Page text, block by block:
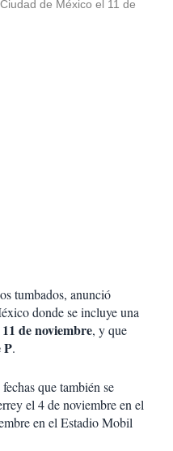
de México el 11 de
tumbados, anunció
donde se incluye una
de noviembre, y que
P.
que también se
el 4 de noviembre en el
en el Estadio Mobil